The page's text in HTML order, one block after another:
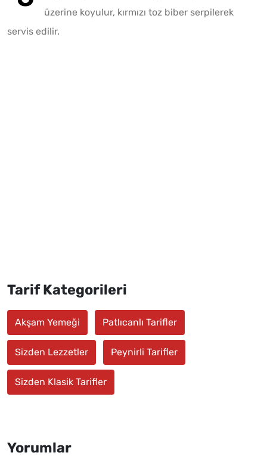
üzerine koyulur, kırmızı toz biber serpilerek
servis edilir.
Tarif Kategorileri
Akşam Yemeği Patlıcanlı Tarifler
Sizden Lezzetler Peynirli Tarifler
Sizden Klasik Tarifler
Yorumlar